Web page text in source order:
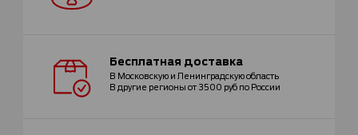
Бесплатная доставка
В Московскую и Ленинградскую область
В другие регионы от 3500 руб по России